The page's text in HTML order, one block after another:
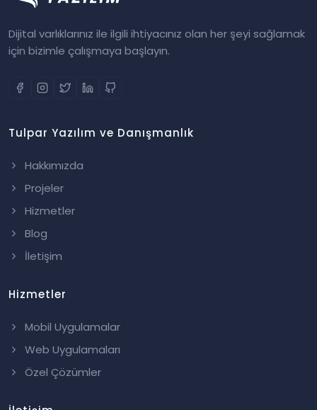
Dijital varlıklarınız ile ilgili ihtiyacınız olan her şeyi sağlamak
için bizimle çalışmaya başlayın.
Tulpar Yazılım ve Danışmanlık
Hakkımızda
Projeler
Hizmetler
Blog
İletişim
Hizmetler
Mobil Uygulamalar
Web Uygulamaları
Özel Çözümler